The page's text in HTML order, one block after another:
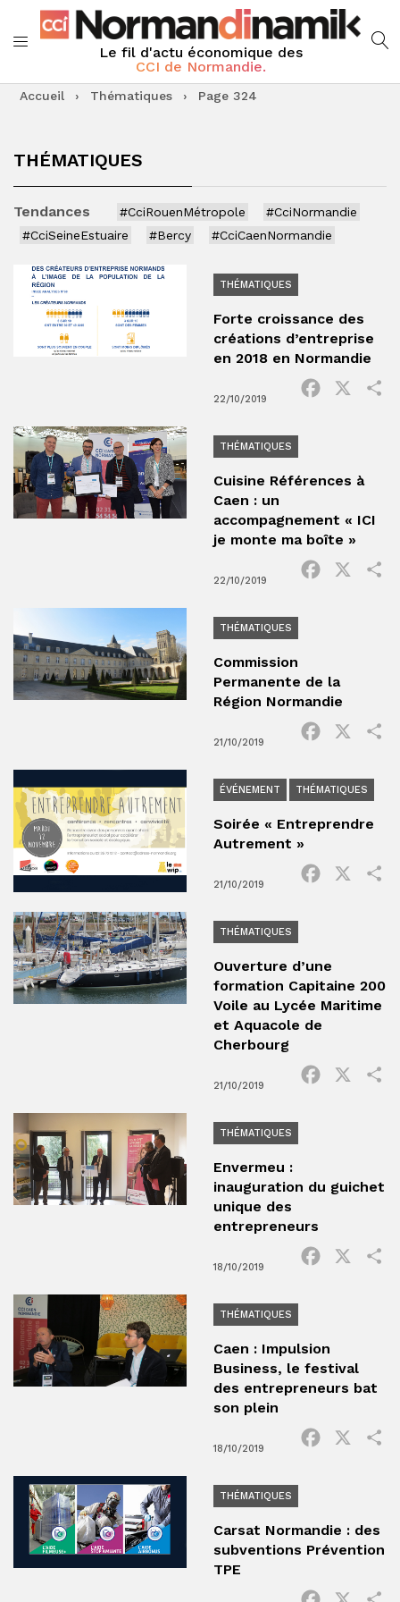
Le fil d'actu économique des
CCI de Normandie.
Accueil › Thématiques › Page 324
THÉMATIQUES
Tendances #CciRouenMétropole
#CciNormandie
#CciSeineEstuaire
#Bercy #CciCaenNormandie
THÉMATIQUES
Forte croissance des
créations d’entreprise
en 2018 en Normandie
22/10/2019
Facebook
THÉMATIQUES
Cuisine Références à
Caen : un
accompagnement « ICI
je monte ma boîte »
22/10/2019
Facebook
THÉMATIQUES
Commission
Permanente de la
Région Normandie
21/10/2019
Facebook
ÉVÉNEMENT THÉMATIQUES
Soirée « Entreprendre
Autrement »
21/10/2019
Facebook
THÉMATIQUES
Ouverture d’une
formation Capitaine 200
Voile au Lycée Maritime
et Aquacole de
Cherbourg
21/10/2019
Facebook
THÉMATIQUES
Envermeu :
inauguration du guichet
unique des
entrepreneurs
18/10/2019
Facebook
THÉMATIQUES
Caen : Impulsion
Business, le festival
des entrepreneurs bat
son plein
18/10/2019
Facebook
THÉMATIQUES
Carsat Normandie : des
subventions Prévention
TPE